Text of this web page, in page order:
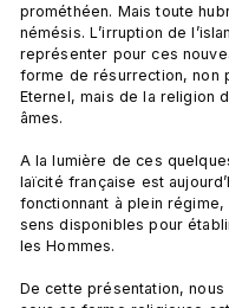
prométhéen. Mais toute
némésis. L’irruption de
représenter pour ces
forme de résurrection, non
Eternel, mais de la religion
âmes.
A la lumière de ces
laïcité française est
fonctionnant à plein
sens disponibles pour
les Hommes.
De cette présentation,